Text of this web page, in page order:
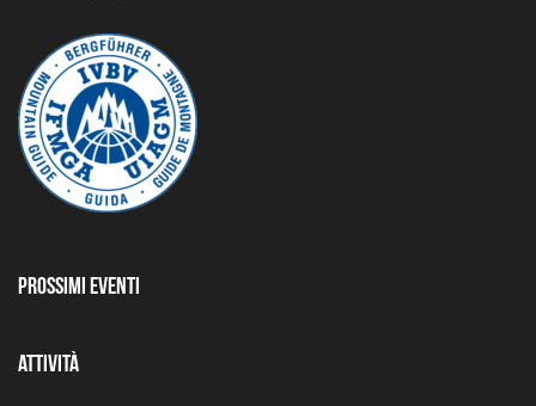
Prossimi Eventi
Attività